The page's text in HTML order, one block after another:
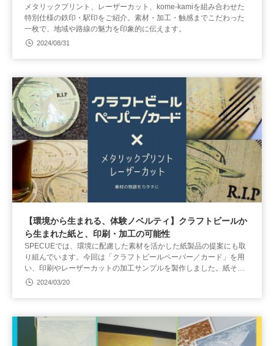
メタリックプリント、レーザーカット、kome-kamiを組み合わせた
特別仕様の鉄印・駅印をご紹介。素材・加工・触感までこだわった
一枚で、地域や路線の魅力を印象的に伝えます。
2024/08/31
【環境から生まれる、体験ノベルティ】クラフトビールか
ら生まれた紙と、印刷・加工の可能性
SPECUEでは、環境に配慮した素材を活かした紙製品の提案にも取
り組んでいます。今回は「クラフトビールペーパー／カード」を用
い、印刷やレーザーカットの加工サンプルを製作しました。紙その
ものの持つストーリーと、加工技術がかけ合わさることで生まれる
2024/03/20